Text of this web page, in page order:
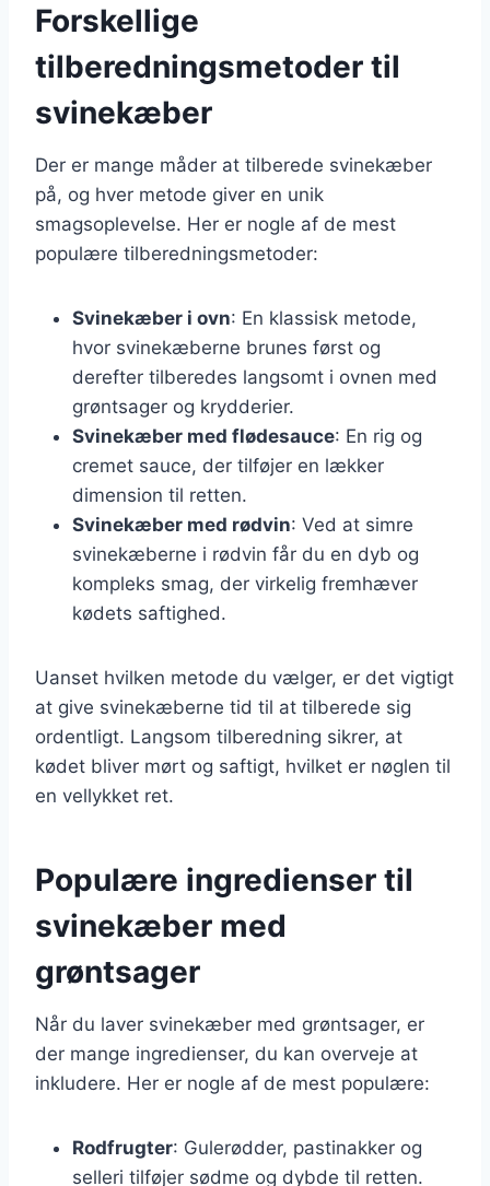
Forskellige
tilberedningsmetoder til
svinekæber
Der er mange måder at tilberede svinekæber
på, og hver metode giver en unik
smagsoplevelse. Her er nogle af de mest
populære tilberedningsmetoder:
Svinekæber i ovn: En klassisk metode,
hvor svinekæberne brunes først og
derefter tilberedes langsomt i ovnen med
grøntsager og krydderier.
Svinekæber med flødesauce: En rig og
cremet sauce, der tilføjer en lækker
dimension til retten.
Svinekæber med rødvin: Ved at simre
svinekæberne i rødvin får du en dyb og
kompleks smag, der virkelig fremhæver
kødets saftighed.
Uanset hvilken metode du vælger, er det vigtigt
at give svinekæberne tid til at tilberede sig
ordentligt. Langsom tilberedning sikrer, at
kødet bliver mørt og saftigt, hvilket er nøglen til
en vellykket ret.
Populære ingredienser til
svinekæber med
grøntsager
Når du laver svinekæber med grøntsager, er
der mange ingredienser, du kan overveje at
inkludere. Her er nogle af de mest populære:
Rodfrugter: Gulerødder, pastinakker og
selleri tilføjer sødme og dybde til retten.